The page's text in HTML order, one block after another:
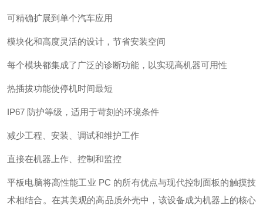
可精确扩展到单个汽车应用
模块化和高度灵活的设计，节省安装空间
每个模块都集成了广泛的诊断功能，以实现高机器可用性
热插拔功能使停机时间最短
IP67 防护等级，适用于苛刻的环境条件
减少工程、安装、调试和维护工作
直接在机器上作、控制和监控
平板电脑将高性能工业 PC 的所有优点与现代控制面板的触摸技
术相结合。在其美观的高品质外壳中，该设备成为机器上的核心